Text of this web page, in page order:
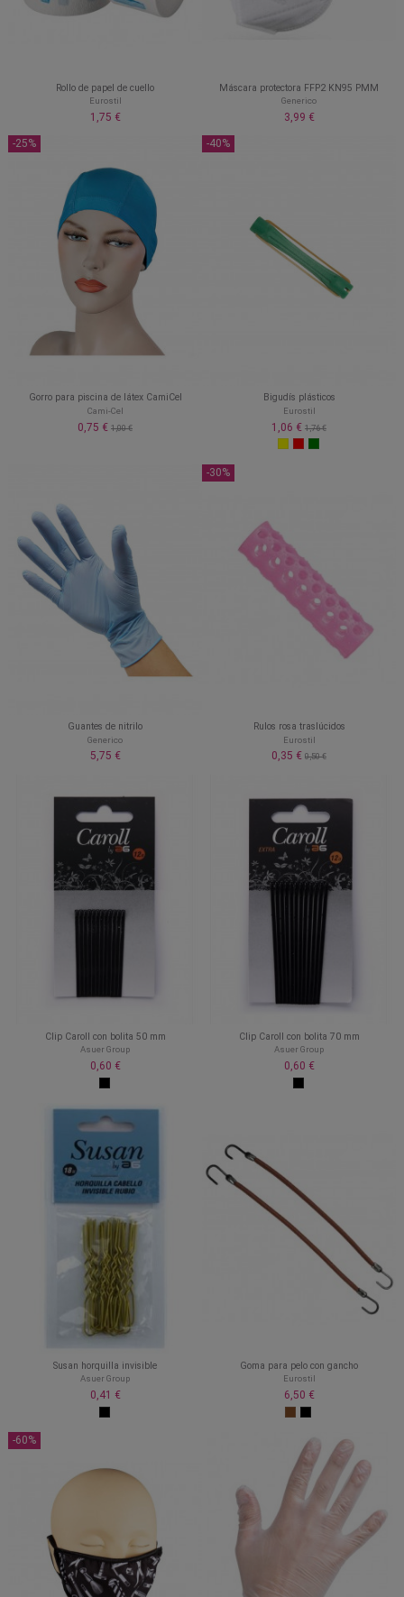
Rollo de papel de cuello
Eurostil
1,75 €
Máscara protectora FFP2 KN95 PMM
Generico
3,99 €
-25%
Gorro para piscina de látex CamiCel
Cami-Cel
0,75 € 1,00 €
-40%
Bigudís plásticos
Eurostil
1,06 € 1,76 €
Guantes de nitrilo
Generico
5,75 €
-30%
Rulos rosa traslúcidos
Eurostil
0,35 € 0,50 €
Clip Caroll con bolita 50 mm
Asuer Group
0,60 €
Clip Caroll con bolita 70 mm
Asuer Group
0,60 €
Susan horquilla invisible
Asuer Group
0,41 €
Goma para pelo con gancho
Eurostil
6,50 €
-60%